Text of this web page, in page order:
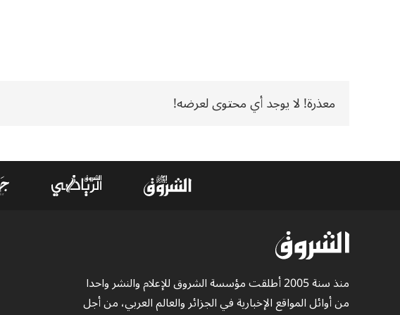
معذرة! لا يوجد أي محتوى لعرضه!
منذ سنة 2005 أطلقت مؤسسة الشروق للإعلام والنشر واحدا
من أوائل المواقع الإخبارية في الجزائر والعالم العربي، من أجل